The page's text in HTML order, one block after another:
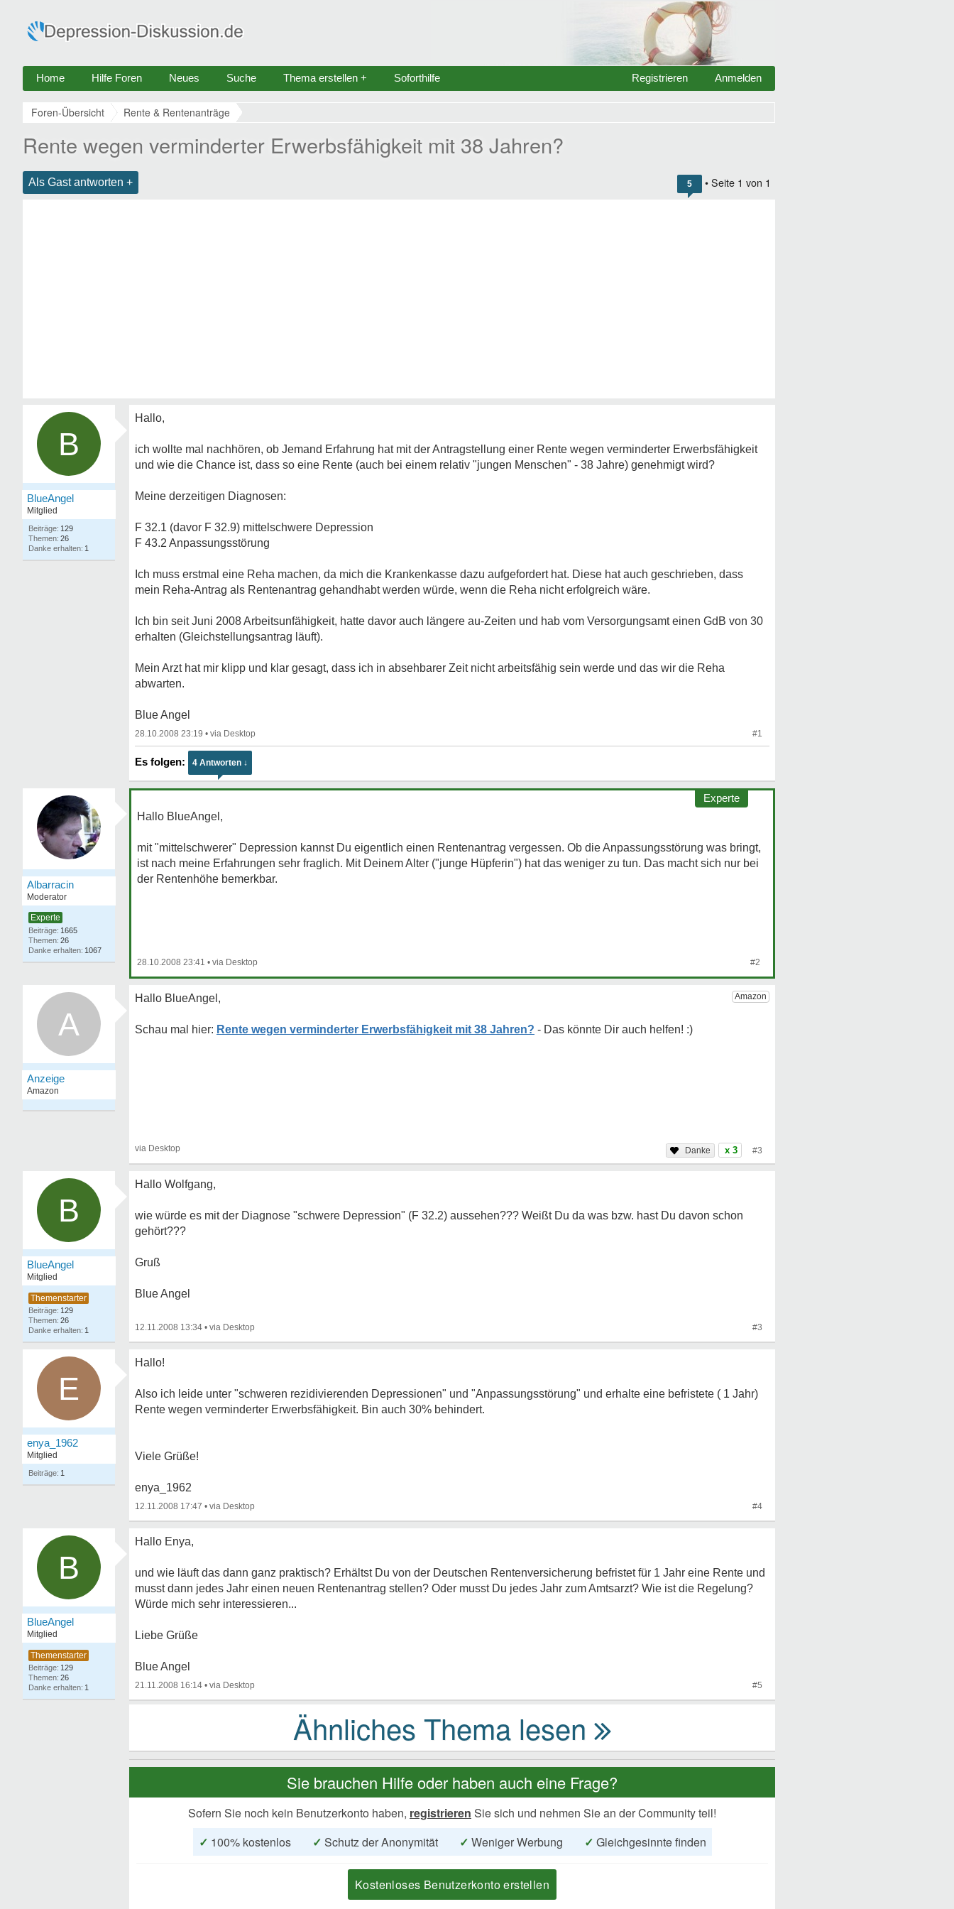
Home Hilfe Foren Neues Suche Thema erstellen + Soforthilfe Anmelden
Registrieren
Foren-Übersicht Rente & Rentenanträge
Rente wegen verminderter Erwerbsfähigkeit mit 38 Jahren?
Als Gast antworten + 5 • Seite 1 von 1
B
BlueAngel
Mitglied
129
26
1
Hallo,
ich wollte mal nachhören, ob Jemand Erfahrung hat mit der Antragstellung einer Rente wegen verminderter Erwerbsfähigkeit
und wie die Chance ist, dass so eine Rente (auch bei einem relativ "jungen Menschen" - 38 Jahre) genehmigt wird?
Meine derzeitigen Diagnosen:
F 32.1 (davor F 32.9) mittelschwere Depression
F 43.2 Anpassungsstörung
Ich muss erstmal eine Reha machen, da mich die Krankenkasse dazu aufgefordert hat. Diese hat auch geschrieben, dass
mein Reha-Antrag als Rentenantrag gehandhabt werden würde, wenn die Reha nicht erfolgreich wäre.
Ich bin seit Juni 2008 Arbeitsunfähigkeit, hatte davor auch längere au-Zeiten und hab vom Versorgungsamt einen GdB von 30
erhalten (Gleichstellungsantrag läuft).
Mein Arzt hat mir klipp und klar gesagt, dass ich in absehbarer Zeit nicht arbeitsfähig sein werde und das wir die Reha
abwarten.
Blue Angel
28.10.2008 23:19 • #1
4 Antworten ↓
Albarracin
Moderator
Experte
1665
26
1067
Experte
Hallo BlueAngel,
mit "mittelschwerer" Depression kannst Du eigentlich einen Rentenantrag vergessen. Ob die Anpassungsstörung was bringt,
ist nach meine Erfahrungen sehr fraglich. Mit Deinem Alter ("junge Hüpferin") hat das weniger zu tun. Das macht sich nur bei
der Rentenhöhe bemerkbar.
28.10.2008 23:41 • #2
A
Hallo BlueAngel,
Rente wegen verminderter Erwerbsfähigkeit mit 38 Jahren?
x 3 #3
B
BlueAngel
Mitglied
129
26
1
Hallo Wolfgang,
wie würde es mit der Diagnose "schwere Depression" (F 32.2) aussehen??? Weißt Du da was bzw. hast Du davon schon
gehört???
Gruß
Blue Angel
12.11.2008 13:34 • #3
E
enya_1962
Mitglied
1
Hallo!
Also ich leide unter "schweren rezidivierenden Depressionen" und "Anpassungsstörung" und erhalte eine befristete ( 1 Jahr)
Rente wegen verminderter Erwerbsfähigkeit. Bin auch 30% behindert.
Viele Grüße!
enya_1962
12.11.2008 17:47 • #4
B
BlueAngel
Mitglied
129
26
1
Hallo Enya,
und wie läuft das dann ganz praktisch? Erhältst Du von der Deutschen Rentenversicherung befristet für 1 Jahr eine Rente und
musst dann jedes Jahr einen neuen Rentenantrag stellen? Oder musst Du jedes Jahr zum Amtsarzt? Wie ist die Regelung?
Würde mich sehr interessieren...
Liebe Grüße
Blue Angel
21.11.2008 16:14 • #5
Sie brauchen Hilfe oder haben auch eine Frage?
Sofern Sie noch kein Benutzerkonto haben, registrieren Sie sich und nehmen Sie an der Community teil!
✓ 100% kostenlos ✓ Schutz der Anonymität ✓ Weniger Werbung ✓ Gleichgesinnte finden
Kostenloses Benutzerkonto erstellen